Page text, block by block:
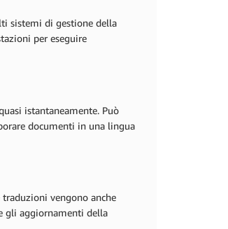
sistemi di gestione della
per eseguire
istantaneamente. Può
documenti in una lingua
vengono anche
gli aggiornamenti della